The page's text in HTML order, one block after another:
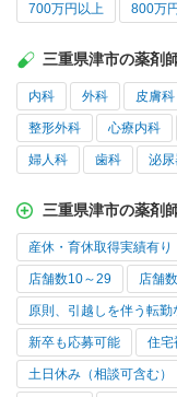
700万円以上 800万
三重県津市の薬剤
内科 外科 皮膚科
整形外科 心療内科
婦人科 歯科 泌
三重県津市の薬剤
産休・育休取得実績有り
店舗数10～29 店舗
原則、引越しを伴う転勤
新卒も応募可能 住宅
土日休み（相談可含む）